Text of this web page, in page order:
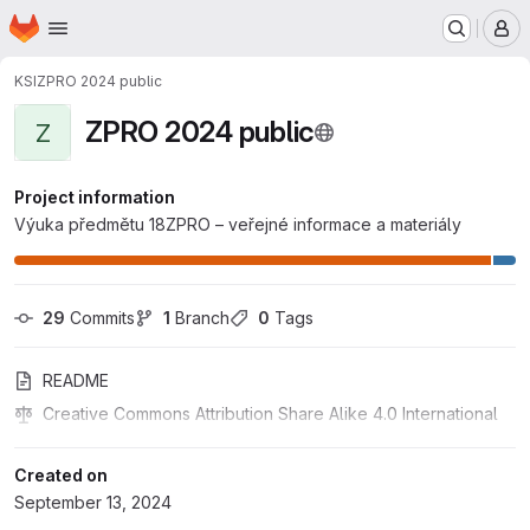
Skip to main content
Homepage
KSIZPRO 2024 public
Z ZPRO 2024 public
Project information
Výuka předmětu 18ZPRO – veřejné informace a materiály
29 Commits 1 Branch 0 Tags
README
Creative Commons Attribution Share Alike 4.0 International
Created on
September 13, 2024